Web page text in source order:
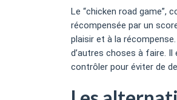
Le “chicken road game”,
récompensée par un
plaisir et à la
d’autres choses à faire.
contrôler pour éviter de